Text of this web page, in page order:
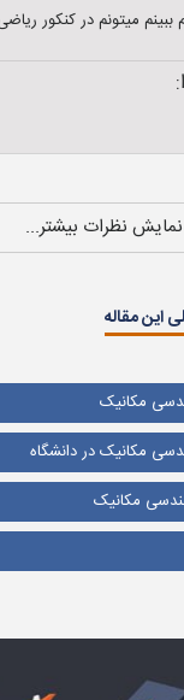
میتونم در کنکور
نمایش نظرات بیشتر...
این مقاله
مکانیک
مکانیک در دانشگاه
مکانیک